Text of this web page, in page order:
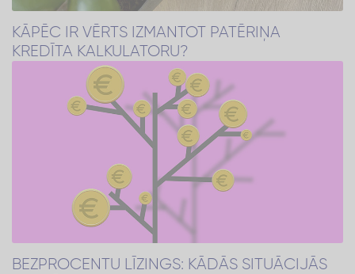
KĀPĒC IR VĒRTS IZMANTOT PATĒRIŅA
KREDĪTA KALKULATORU?
BEZPROCENTU LĪZINGS: KĀDĀS SITUĀCIJĀS